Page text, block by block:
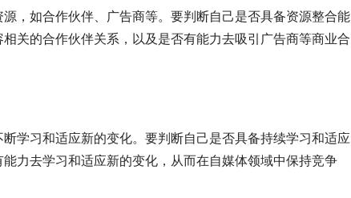
，如合作伙伴、广告商等。要判断自己是否具备资源整合能
关的合作伙伴关系，以及是否有能力去吸引广告商等商业合
学习和适应新的变化。要判断自己是否具备持续学习和适应
力去学习和适应新的变化，从而在自媒体领域中保持竞争